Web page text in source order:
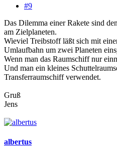
#9
Das Dilemma einer Rakete sind
am Zielplaneten.
Wieviel Treibstoff läßt sich mit
Umlaufbahn um zwei Planeten
Wenn man das Raumschiff nur
Und man ein kleines
Transferraumschiff verwendet.
Gruß
Jens
albertus